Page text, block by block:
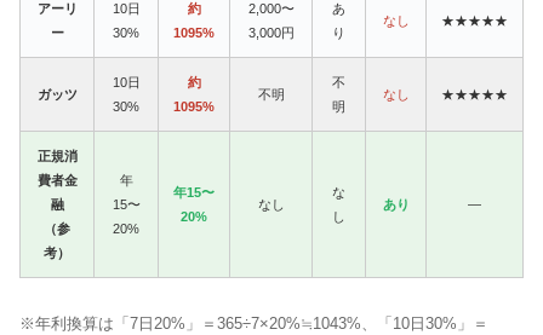
アーリ
ー
10日
30%
約
1095%
2,000〜
3,000円
あ
り
なし ★★★★★
ガッツ
10日
30%
約
1095%
不明
不
明
なし ★★★★★
正規消
費者金
融
（参
考）
年
15〜
20%
年15〜
20%
なし
な
し
あり —
※年利換算は「7日20%」＝365÷7×20%≒1043%、「10日30%」＝